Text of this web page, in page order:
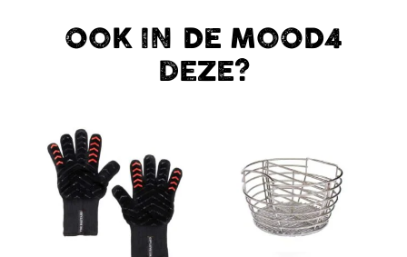
OOK IN DE MOOD4
DEZE?